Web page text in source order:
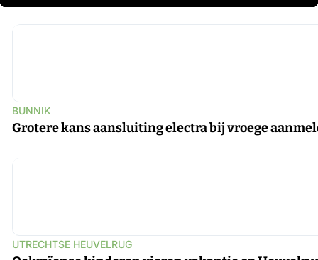
▶
BUNNIK
Grotere kans aansluiting electra bij vroege
UTRECHTSE HEUVELRUG